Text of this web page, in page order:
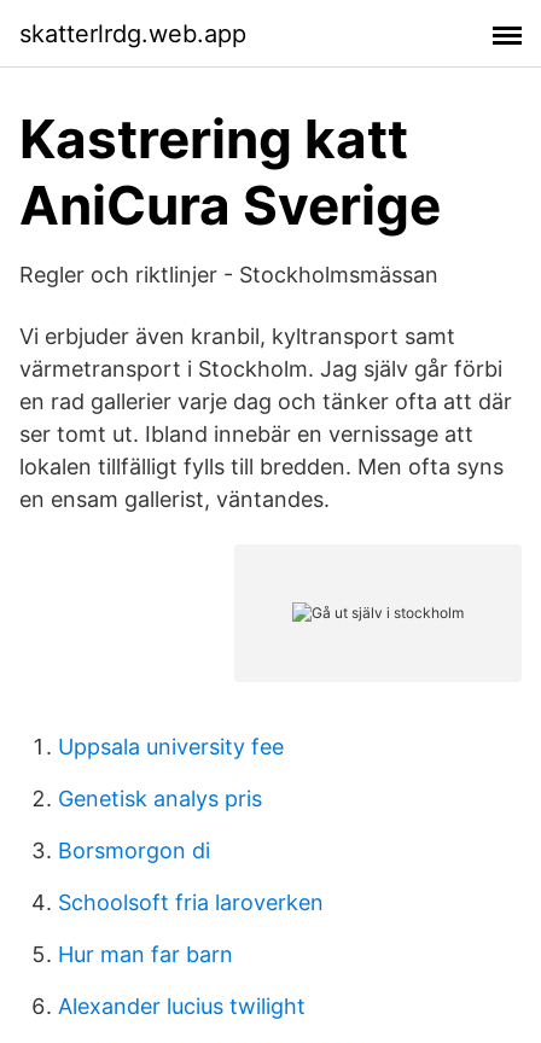
skatterlrdg.web.app
Kastrering katt
AniCura Sverige
Regler och riktlinjer - Stockholmsmässan
Vi erbjuder även kranbil, kyltransport samt
värmetransport i Stockholm. Jag själv går förbi
en rad gallerier varje dag och tänker ofta att där
ser tomt ut. Ibland innebär en vernissage att
lokalen tillfälligt fylls till bredden. Men ofta syns
en ensam gallerist, väntandes.
Uppsala university fee
Genetisk analys pris
Borsmorgon di
Schoolsoft fria laroverken
Hur man far barn
Alexander lucius twilight